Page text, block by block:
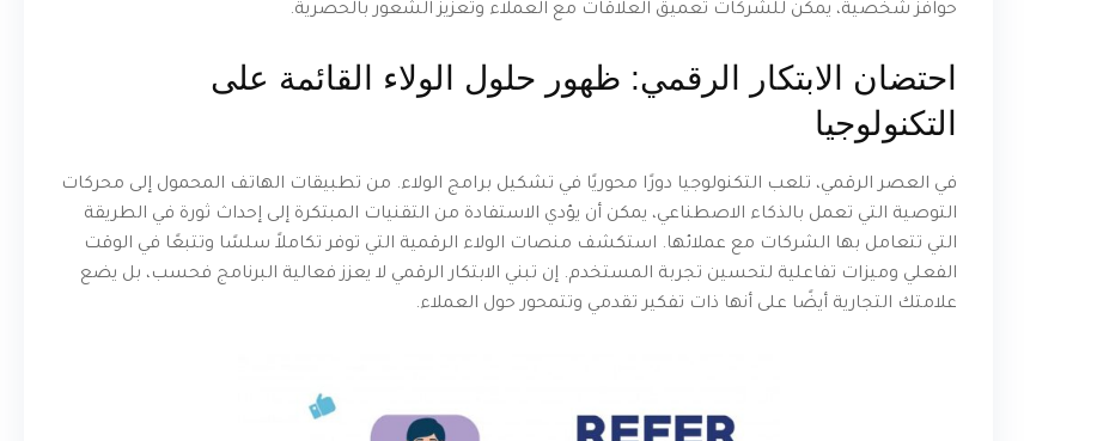
حوافز شخصية، يمكن للشركات تعميق العلاقات مع العملاء وتعزيز الشعور بالحصرية.
احتضان الابتكار الرقمي: ظهور حلول الولاء القائمة على
التكنولوجيا
في العصر الرقمي، تلعب التكنولوجيا دورًا محوريًا في تشكيل برامج الولاء. من تطبيقات الهاتف المحمول إلى محركات
التوصية التي تعمل بالذكاء الاصطناعي، يمكن أن يؤدي الاستفادة من التقنيات المبتكرة إلى إحداث ثورة في الطريقة
التي تتعامل بها الشركات مع عملائها. استكشف منصات الولاء الرقمية التي توفر تكاملاً سلسًا وتتبعًا في الوقت
الفعلي وميزات تفاعلية لتحسين تجربة المستخدم. إن تبني الابتكار الرقمي لا يعزز فعالية البرنامج فحسب، بل يضع
علامتك التجارية أيضًا على أنها ذات تفكير تقدمي وتتمحور حول العملاء.